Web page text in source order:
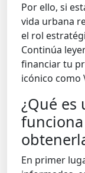
Por ello, si
vida urbana
el rol
Continúa
financiar tu
icónico como
¿Qué es
En primer